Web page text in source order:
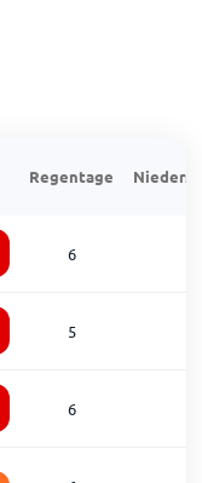
Regentage
6
5
6